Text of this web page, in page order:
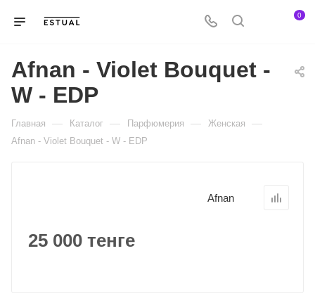
0
Afnan - Violet Bouquet -
W - EDP
Главная — Каталог — Парфюмерия — Женская —
Afnan - Violet Bouquet - W - EDP
Afnan
25 000 тенге